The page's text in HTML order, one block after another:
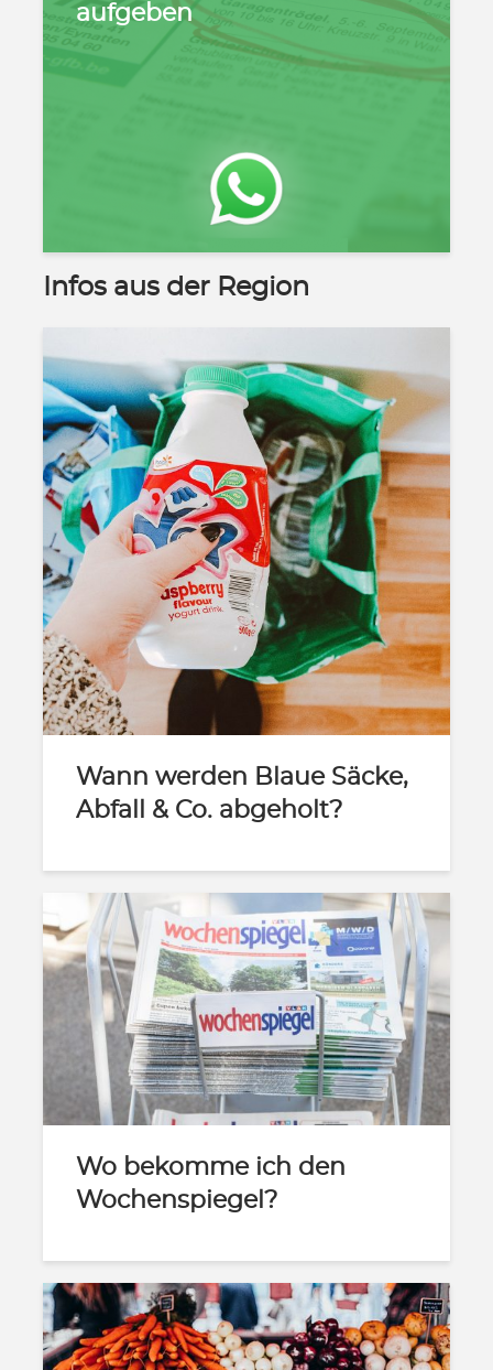
aufgeben
Infos aus der Region
Wann werden Blaue Säcke,
Abfall & Co. abgeholt?
Wo bekomme ich den
Wochenspiegel?